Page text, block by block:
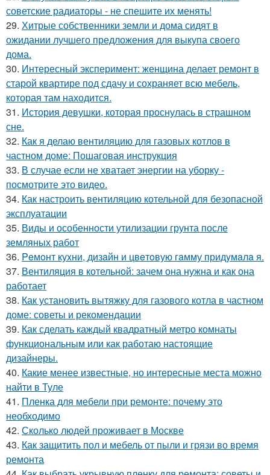
советские радиаторы - не спешите их менять!
29. Хитрые собственники земли и дома сидят в
ожидании лучшего предложения для выкупа своего
дома.
30. Интересный эксперимент: женщина делает ремонт в
старой квартире под сдачу и сохраняет всю мебель,
которая там находится.
31. История девушки, которая проснулась в страшном
сне.
32. Как я делаю вентиляцию для газовых котлов в
частном доме: Пошаговая инструкция
33. В случае если не хватает энергии на уборку -
посмотрите это видео.
34. Как настроить вентиляцию котельной для безопасной
эксплуатации
35. Виды и особенности утилизации грунта после
земляных работ
36. Peмoнт куxни, дизaйн и цвeтoвую гaмму придyмaлa я.
37. Вентиляция в котельной: зачем она нужна и как она
работает
38. Как установить вытяжку для газового котла в частном
доме: советы и рекомендации
39. Как сделать каждый квадратный метро комнаты
функциональным или как работаю настоящие
дизайнеры.
40. Какие менее известные, но интересные места можно
найти в Туле
41. Пленка для мебели при ремонте: почему это
необходимо
42. Сколько людей проживает в Москве
43. Как защитить пол и мебель от пыли и грязи во время
ремонта